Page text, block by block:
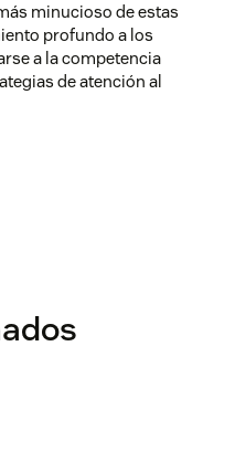
minucioso de estas
profundo a los
a la competencia
de atención al